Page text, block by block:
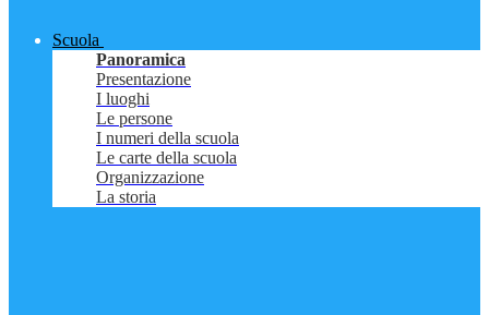
Scuola
Panoramica
Presentazione
I luoghi
Le persone
I numeri della scuola
Le carte della scuola
Organizzazione
La storia